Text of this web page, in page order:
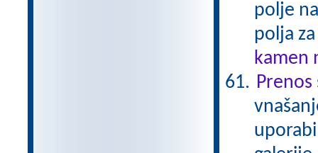
polje
polja
kamen